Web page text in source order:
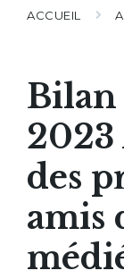
ACCUEIL
Bilan
2023
des
amis